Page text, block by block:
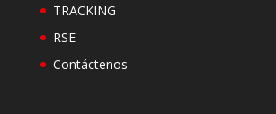
TRACKING
RSE
Contáctenos